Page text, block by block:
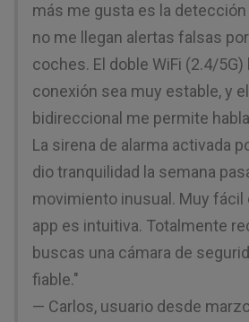
más me gusta es la detección
no me llegan alertas falsas
coches. El doble WiFi (2.4/5G)
conexión sea muy estable, y
bidireccional me permite
La sirena de alarma activada
dio tranquilidad la semana
movimiento inusual. Muy fácil
app es intuitiva. Totalmente
buscas una cámara de
fiable."
— Carlos, usuario desde